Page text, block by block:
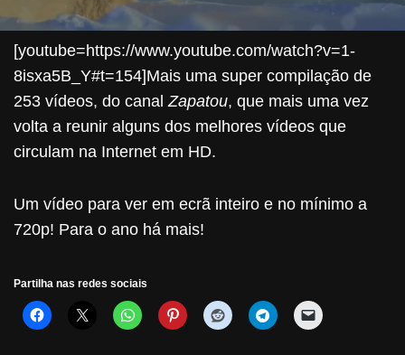
[youtube=https://www.youtube.com/watch?v=1-
8isxa5B_Y#t=154]Mais uma super compilação de
253 vídeos, do canalZapatou, que mais uma vez
volta a reunir alguns dos melhores vídeos que
circulam na Internet em HD.
Um vídeo para ver em ecrã inteiro e no mínimo a
720p! Para o ano há mais!
Partilha nas redes sociais